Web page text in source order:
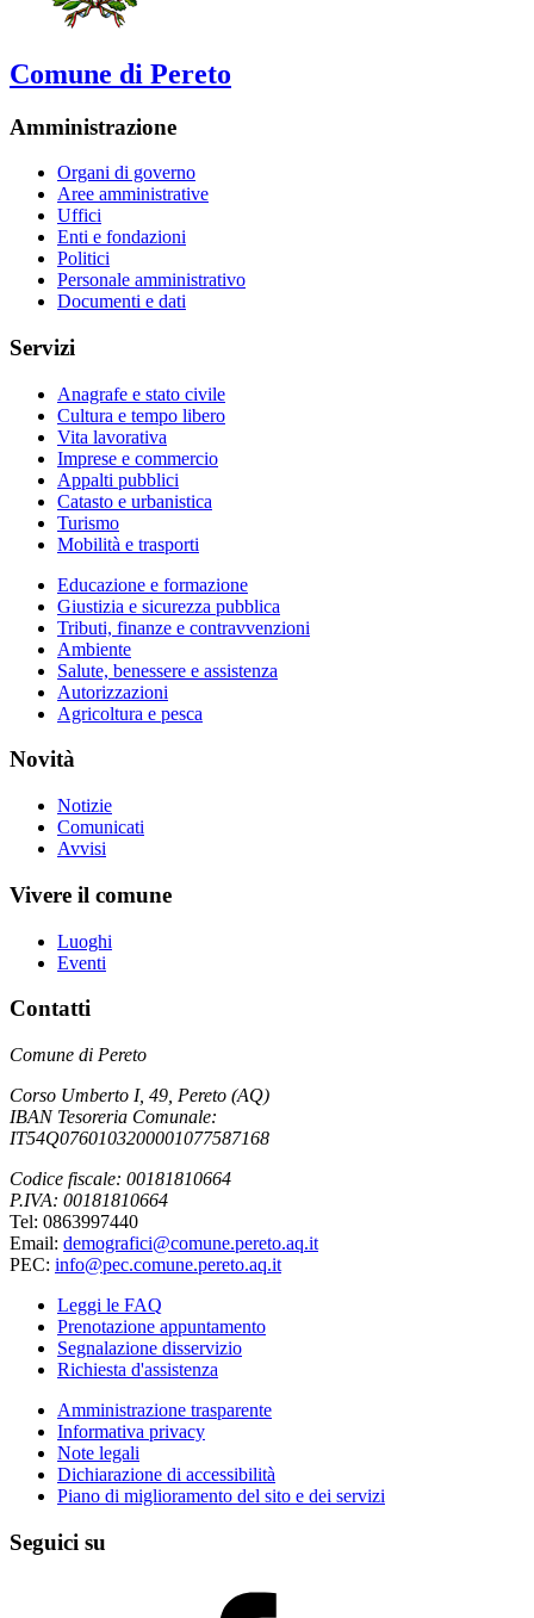
Comune di Pereto
Amministrazione
Organi di governo
Aree amministrative
Uffici
Enti e fondazioni
Politici
Personale amministrativo
Documenti e dati
Servizi
Anagrafe e stato civile
Cultura e tempo libero
Vita lavorativa
Imprese e commercio
Appalti pubblici
Catasto e urbanistica
Turismo
Mobilità e trasporti
Educazione e formazione
Giustizia e sicurezza pubblica
Tributi, finanze e contravvenzioni
Ambiente
Salute, benessere e assistenza
Autorizzazioni
Agricoltura e pesca
Novità
Notizie
Comunicati
Avvisi
Vivere il comune
Luoghi
Eventi
Contatti
Comune di Pereto
Corso Umberto I, 49, Pereto (AQ)
IBAN Tesoreria Comunale:
IT54Q0760103200001077587168
Codice fiscale: 00181810664
P.IVA: 00181810664
Tel: 0863997440
Email: demografici@comune.pereto.aq.it
PEC: info@pec.comune.pereto.aq.it
Leggi le FAQ
Prenotazione appuntamento
Segnalazione disservizio
Richiesta d'assistenza
Amministrazione trasparente
Informativa privacy
Note legali
Dichiarazione di accessibilità
Piano di miglioramento del sito e dei servizi
Seguici su